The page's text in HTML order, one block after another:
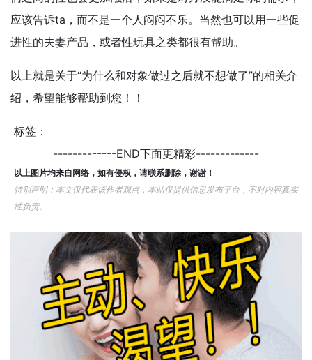
应该告诉ta，而不是一个人闷闷不乐。当然也可以用一些促
进性的夫妻产品，或者性玩具之类都很有帮助。
以上就是关于“为什么和对象做过之后就不想做了”的相关介
绍，希望能够帮助到您！！
标签：
-------------END下面更精彩-------------
以上图片均来自网络，如有侵权，请联系删除，谢谢！
特别声明：本文仅代表该作者观点，本站仅提供信息发布平台，不对内容真实
性负责。